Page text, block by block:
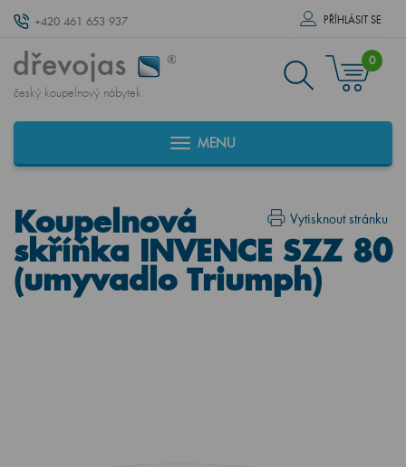
+420 461 653 937 PŘÍHLÁSIT SE
český koupelnový nábytek
0
MENU
Vytisknout stránku
Koupelnová
skříňka INVENCE SZZ 80
(umyvadlo Triumph)